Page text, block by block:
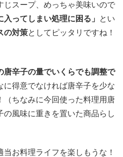
じスープ、めっちゃ美味いので
入ってしまい処理に困る」
とい
の対策としてピッタリですね！
唐辛子の量でいくらでも調整で
に得意でなければ唐辛子を少な
（ちなみに今回使った料理用唐
風味に重きを置いた商品らし
お料理ライフを楽しもうな！